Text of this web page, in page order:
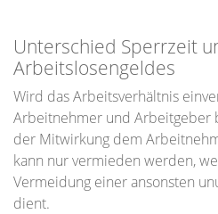
Unterschied Sperrzeit
Arbeitslosengeldes
Wird das Arbeitsverhältnis
Arbeitnehmer und Arbeitgeber
der Mitwirkung dem
kann nur vermieden werden,
Vermeidung einer ansonsten
dient.